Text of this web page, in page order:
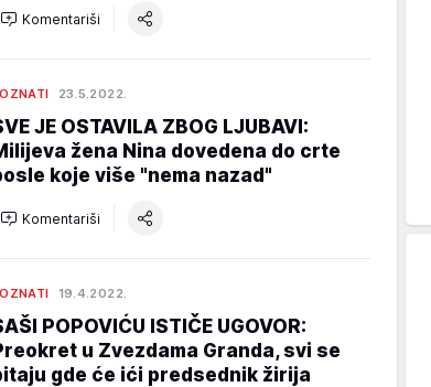
Komentariši
23.5.2022.
JE OSTAVILA ZBOG LJUBAVI:
žena Nina dovedena do crte
koje više "nema nazad"
Komentariši
19.4.2022.
POPOVIĆU ISTIČE UGOVOR:
u Zvezdama Granda, svi se
gde će ići predsednik žirija